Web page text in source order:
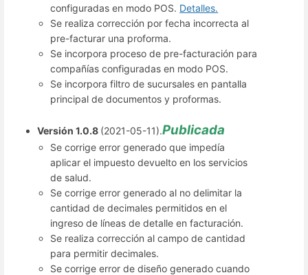
configuradas en modo POS. Detalles.
Se realiza corrección por fecha incorrecta al
pre-facturar una proforma.
Se incorpora proceso de pre-facturación para
compañías configuradas en modo POS.
Se incorpora filtro de sucursales en pantalla
principal de documentos y proformas.
Versión 1.0.8 (2021-05-11).Publicada
Se corrige error generado que impedía
aplicar el impuesto devuelto en los servicios
de salud.
Se corrige error generado al no delimitar la
cantidad de decimales permitidos en el
ingreso de líneas de detalle en facturación.
Se realiza corrección al campo de cantidad
para permitir decimales.
Se corrige error de diseño generado cuando